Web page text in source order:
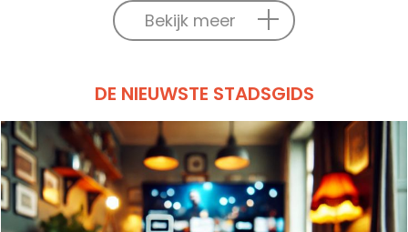
Bekijk meer
DE NIEUWSTE STADSGIDS